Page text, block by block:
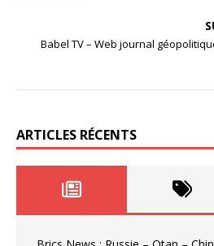
Babel TV – Web journal
ARTICLES RÉCENTS